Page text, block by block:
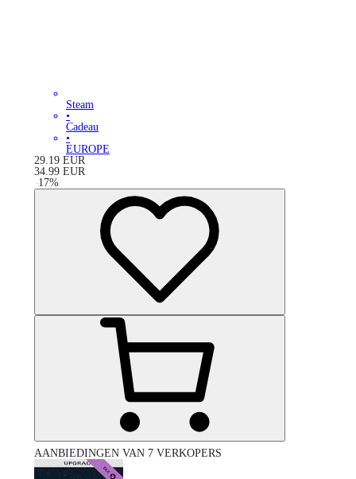
Steam
•
Cadeau
•
EUROPE
29.19 EUR
34.99 EUR
-17%
AANBIEDINGEN VAN 7 VERKOPERS